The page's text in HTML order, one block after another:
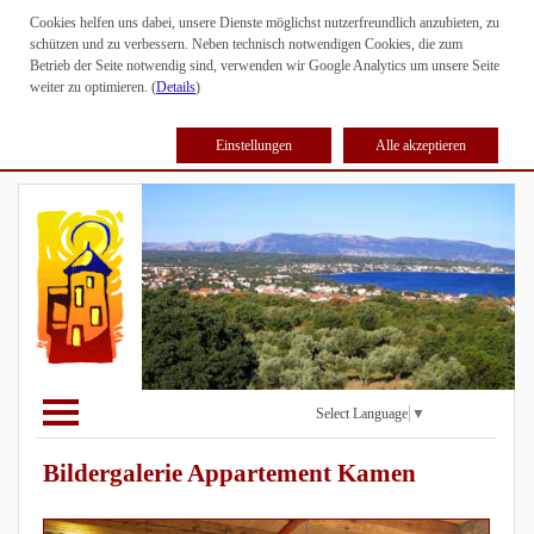
Cookies helfen uns dabei, unsere Dienste möglichst nutzerfreundlich anzubieten, zu
schützen und zu verbessern. Neben technisch notwendigen Cookies, die zum
Betrieb der Seite notwendig sind, verwenden wir Google Analytics um unsere Seite
weiter zu optimieren. (Details)
Einstellungen Alle akzeptieren
Select Language ▼
Bildergalerie Appartement Kamen